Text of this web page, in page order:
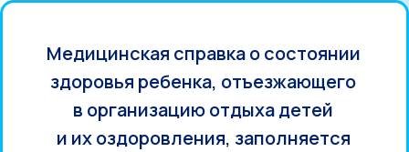
Медицинская справка о состоянии
здоровья ребенка, отъезжающего
в организацию отдыха детей
и их оздоровления, заполняется